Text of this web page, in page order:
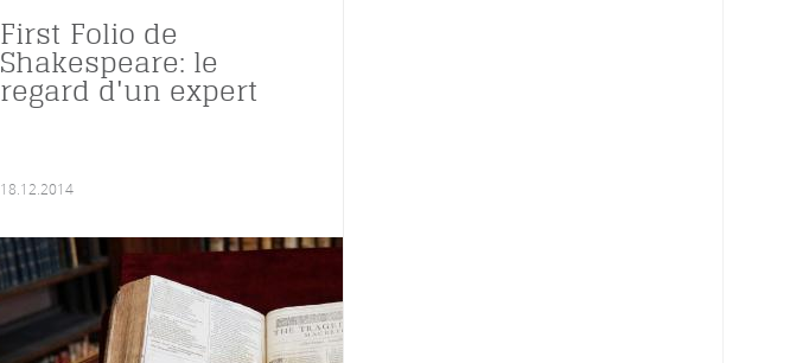
First Folio de
Shakespeare: le
regard d'un expert
18.12.2014